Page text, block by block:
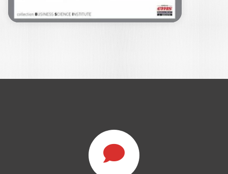
ACCÉLÉRER
L’INCLUSION